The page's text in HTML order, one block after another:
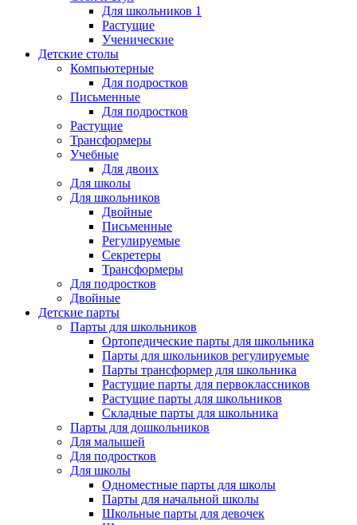
Для школьников 1
Растущие
Ученические
Детские столы
Компьютерные
Для подростков
Письменные
Для подростков
Растущие
Трансформеры
Учебные
Для двоих
Для школы
Для школьников
Двойные
Письменные
Регулируемые
Секретеры
Трансформеры
Для подростков
Двойные
Детские парты
Парты для школьников
Ортопедические парты для школьника
Парты для школьников регулируемые
Парты трансформер для школьника
Растущие парты для первоклассников
Растущие парты для школьников
Складные парты для школьника
Парты для дошкольников
Для малышей
Для подростков
Для школы
Одноместные парты для школы
Парты для начальной школы
Школьные парты для девочек